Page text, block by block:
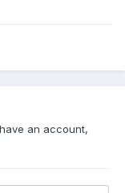
an account,